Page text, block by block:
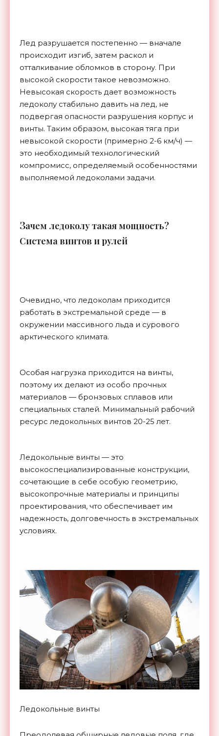
Лед разрушается постепенно — вначале
происходит изгиб, затем раскол и
отталкивание обломков в сторону. При
высокой скорости такое невозможно.
Невысокая скорость дает возможность
ледоколу стабильно давить на лед, не
подвергая опасности разрушения корпус и
винты. Таким образом, высокая тяга при
невысокой скорости (примерно 2-6 км/ч) —
это необходимый технологический
компромисс, определяемый особенностями
выполняемой ледоколами задачи.
Зачем ледоколу такая мощность?
Система винтов и рулей
Очевидно, что ледоколам приходится
работать в экстремальной среде — в
окружении массивного льда и сурового
арктического климата.
Особая нагрузка приходится на винты,
поэтому их делают из особо прочных
материалов — бронзовых сплавов или
специальных сталей. Минимальный рабочий
ресурс ледокольных винтов 20-25 лет.
Ледокольные винты — это
высокоспециализированные конструкции,
сочетающие в себе особую геометрию,
высокопрочные материалы и принципы
проектирования, что обеспечивает им
надежность, долговечность в экстремальных
условиях.
Ледокольные винты